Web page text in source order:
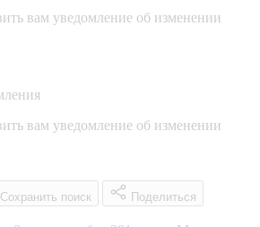
вам уведомление об изменении
вам уведомление об изменении
Сохранить поиск Поделиться